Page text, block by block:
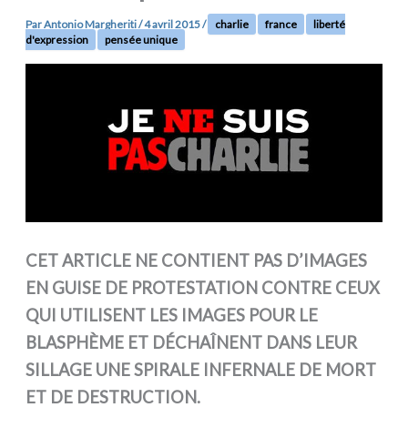
ParAntonio Margheriti/4 avril 2015/ charlie france
liberté
d'expression
pensée unique
CET ARTICLE NE CONTIENT PAS D’IMAGES
EN GUISE DE PROTESTATION CONTRE CEUX
QUI UTILISENT LES IMAGES POUR LE
BLASPHÈME ET DÉCHAÎNENT DANS LEUR
SILLAGE UNE SPIRALE INFERNALE DE MORT
ET DE DESTRUCTION.